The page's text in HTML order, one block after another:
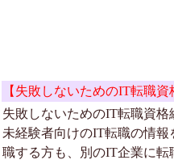
【失敗しないためのIT転職資
失敗しないためのIT転職資
未経験者向けのIT転職の情
職する方も、別のIT企業に